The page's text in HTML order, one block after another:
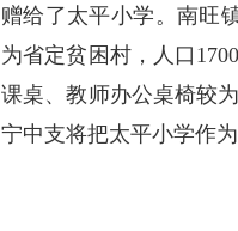
赠给了太平小学。南旺
为省定贫困村，人口
课桌、教师办公桌椅较
宁中支将把太平小学作